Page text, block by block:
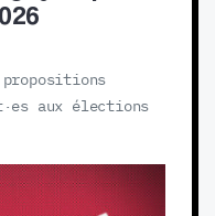
propositions
aux élections